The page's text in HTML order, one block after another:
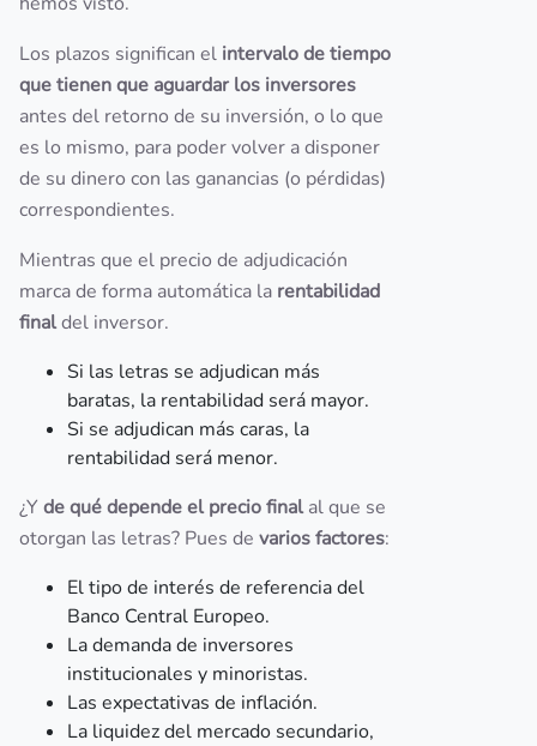
Los plazos significan el intervalo de tiempo
que tienen que aguardar los inversores
antes del retorno de su inversión, o lo que
es lo mismo, para poder volver a disponer
de su dinero con las ganancias (o pérdidas)
correspondientes.
Mientras que el precio de adjudicación
marca de forma automática la rentabilidad
finaldel inversor.
Si las letras se adjudican más
baratas, la rentabilidad será mayor.
Si se adjudican más caras, la
rentabilidad será menor.
¿Y de qué depende el precio finalal que se
otorgan las letras? Pues de varios factores:
El tipo de interés de referencia del
Banco Central Europeo.
La demanda de inversores
institucionales y minoristas.
Las expectativas de inflación.
La liquidez del mercado secundario,